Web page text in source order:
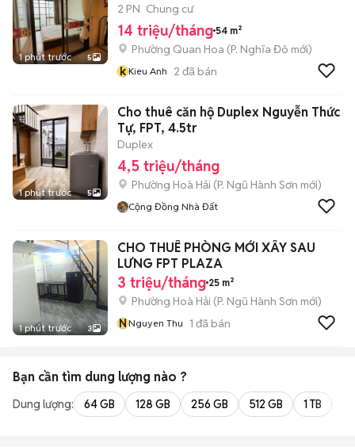
1 phút trước 5
2 PN Chung cư
14 triệu/tháng 54 m²
Phường Quan Hoa (P. Nghĩa Đô mới)
k Kieu Anh 2 đã bán
1 phút trước 5
Cho thuê căn hộ Duplex Nguyễn Thức
Tự, FPT, 4.5tr
Duplex
4,5 triệu/tháng
Phường Hoà Hải (P. Ngũ Hành Sơn mới)
Cộng Đồng Nhà Đất
1 phút trước 3
CHO THUÊ PHÒNG MỚI XÂY SAU
LƯNG FPT PLAZA
3 triệu/tháng 25 m²
Phường Hoà Hải (P. Ngũ Hành Sơn mới)
NNguyen Thu 1 đã bán
Bạn cần tìm dung lượng nào ?
Dung lượng: 64 GB 128 GB 256 GB 512 GB 1 TB